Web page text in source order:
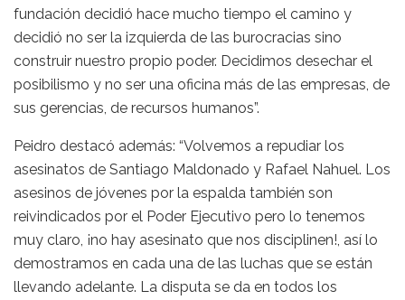
fundación decidió hace mucho tiempo el camino y
decidió no ser la izquierda de las burocracias sino
construir nuestro propio poder. Decidimos desechar el
posibilismo y no ser una oficina más de las empresas, de
sus gerencias, de recursos humanos”.
Peidro destacó además: “Volvemos a repudiar los
asesinatos de Santiago Maldonado y Rafael Nahuel. Los
asesinos de jóvenes por la espalda también son
reivindicados por el Poder Ejecutivo pero lo tenemos
muy claro, ¡no hay asesinato que nos disciplinen!, así lo
demostramos en cada una de las luchas que se están
llevando adelante. La disputa se da en todos los